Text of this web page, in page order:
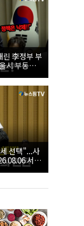
李정부 부
시 부동산
선택"...사
서울